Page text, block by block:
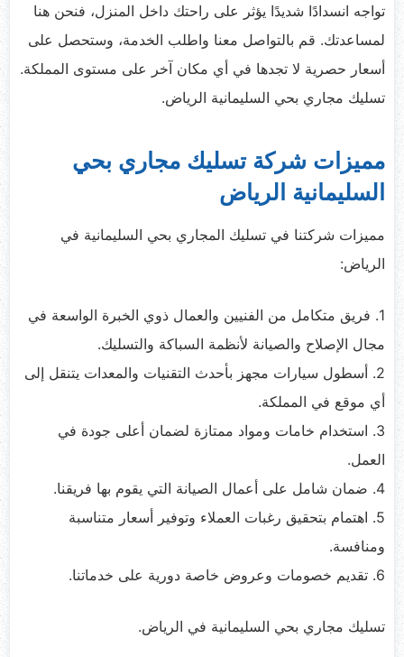
تواجه انسدادًا شديدًا يؤثر على راحتك داخل المنزل، فنحن هنا
لمساعدتك. قم بالتواصل معنا واطلب الخدمة، وستحصل على
أسعار حصرية لا تجدها في أي مكان آخر على مستوى المملكة.
تسليك مجاري بحي السليمانية الرياض.
مميزات شركة تسليك مجاري بحي
السليمانية الرياض
مميزات شركتنا في تسليك المجاري بحي السليمانية في
الرياض:
1. فريق متكامل من الفنيين والعمال ذوي الخبرة الواسعة في
مجال الإصلاح والصيانة لأنظمة السباكة والتسليك.
2. أسطول سيارات مجهز بأحدث التقنيات والمعدات يتنقل إلى
أي موقع في المملكة.
3. استخدام خامات ومواد ممتازة لضمان أعلى جودة في
العمل.
4. ضمان شامل على أعمال الصيانة التي يقوم بها فريقنا.
5. اهتمام بتحقيق رغبات العملاء وتوفير أسعار متناسبة
ومنافسة.
6. تقديم خصومات وعروض خاصة دورية على خدماتنا.
تسليك مجاري بحي السليمانية في الرياض.